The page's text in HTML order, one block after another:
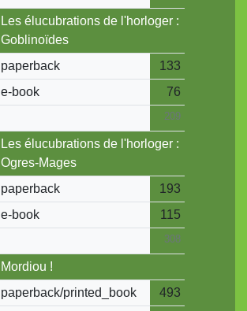
Les élucubrations de l'horloger :
Goblinoïdes
paperback
133
e-book
76
209
Les élucubrations de l'horloger :
Ogres-Mages
paperback
193
e-book
115
308
Mordiou !
paperback/printed_book
493